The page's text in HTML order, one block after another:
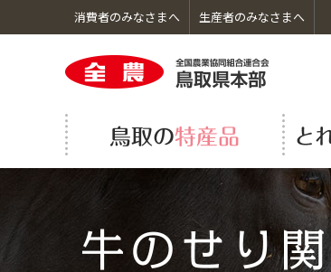
消費者のみなさまへ 生産者のみなさまへ
鳥取の特産品のトップへ
くだもの
とれたてクッキングのトップへ
くらしのサービスのトップへ
シロアリ防除
ＪＡ全農とっとりのトップへ
組織機構図